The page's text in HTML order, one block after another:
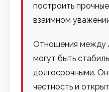
построить
взаимном
Отношения между
могут быть
долгосрочными.
честность и